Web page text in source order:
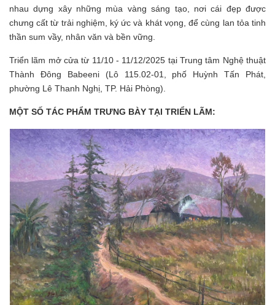
nhau dựng xây những mùa vàng sáng tạo, nơi cái đẹp được
chưng cất từ trải nghiệm, ký ức và khát vọng, để cùng lan tỏa tinh
thần sum vầy, nhân văn và bền vững.
Triển lãm mở cửa từ 11/10 - 11/12/2025 tại Trung tâm Nghệ thuật
Thành Đông Babeeni (Lô 115.02-01, phố Huỳnh Tấn Phát,
phường Lê Thanh Nghị, TP. Hải Phòng).
MỘT SỐ TÁC PHẨM TRƯNG BÀY TẠI TRIỂN LÃM: